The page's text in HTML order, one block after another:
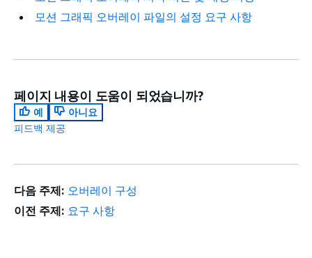
모션 그래픽 오버레이 파일의 설정 요구 사항
페이지 내용이 도움이 되었습니까?
예
아니요
피드백 제공
다음 주제: 오버레이 구성
이전 주제: 요구 사항